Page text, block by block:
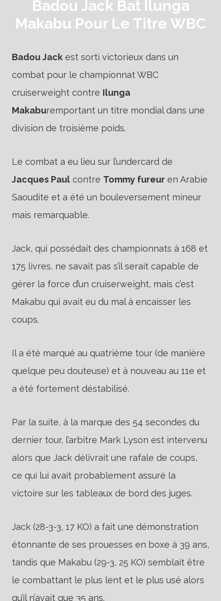
Badou Jack Bat Ilunga
Makabu Pour Le Titre WBC
Badou Jack est sorti victorieux dans un
combat pour le championnat WBC
cruiserweight contre Ilunga
Makaburemportant un titre mondial dans une
division de troisième poids.
Le combat a eu lieu sur l’undercard de
Jacques Paul contre Tommy fureur en Arabie
Saoudite et a été un bouleversement mineur
mais remarquable.
Jack, qui possédait des championnats à 168 et
175 livres, ne savait pas s’il serait capable de
gérer la force d’un cruiserweight, mais c’est
Makabu qui avait eu du mal à encaisser les
coups.
Il a été marqué au quatrième tour (de manière
quelque peu douteuse) et à nouveau au 11e et
a été fortement déstabilisé.
Par la suite, à la marque des 54 secondes du
dernier tour, l’arbitre Mark Lyson est intervenu
alors que Jack délivrait une rafale de coups,
ce qui lui avait probablement assuré la
victoire sur les tableaux de bord des juges.
Jack (28-3-3, 17 KO) a fait une démonstration
étonnante de ses prouesses en boxe à 39 ans,
tandis que Makabu (29-3, 25 KO) semblait être
le combattant le plus lent et le plus usé alors
qu’il n’avait que 35 ans.